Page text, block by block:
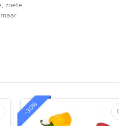
zoete
-30%